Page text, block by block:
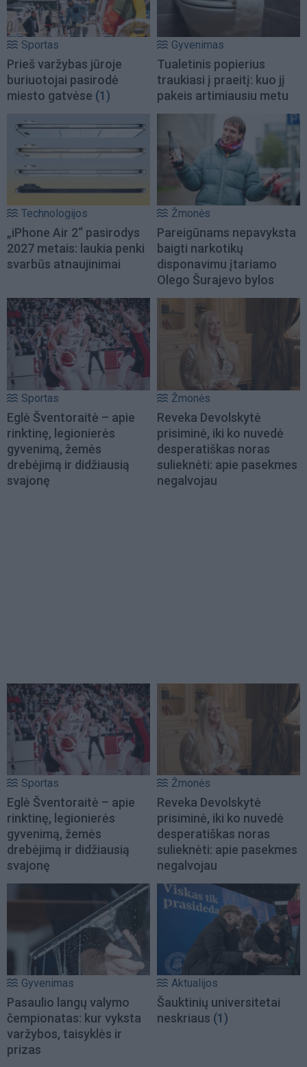
Sportas
Prieš varžybas jūroje
buriuotojai pasirodė
miesto gatvėse (1)
Gyvenimas
Tualetinis popierius
traukiasi į praeitį: kuo jį
pakeis artimiausiu metu
Technologijos
„iPhone Air 2“ pasirodys
2027 metais: laukia penki
svarbūs atnaujinimai
Žmonės
Pareigūnams nepavyksta
baigti narkotikų
disponavimu įtariamo
Olego Šurajevo bylos
Sportas
Eglė Šventoraitė – apie
rinktinę, legionierės
gyvenimą, žemės
drebėjimą ir didžiausią
svajonę
Žmonės
Reveka Devolskytė
prisiminė, iki ko nuvedė
desperatiškas noras
sulieknėti: apie pasekmes
negalvojau
Sportas
Eglė Šventoraitė – apie
rinktinę, legionierės
gyvenimą, žemės
drebėjimą ir didžiausią
svajonę
Žmonės
Reveka Devolskytė
prisiminė, iki ko nuvedė
desperatiškas noras
sulieknėti: apie pasekmes
negalvojau
Gyvenimas
Pasaulio langų valymo
čempionatas: kur vyksta
varžybos, taisyklės ir
prizas
Aktualijos
Šauktinių universitetai
neskriaus (1)